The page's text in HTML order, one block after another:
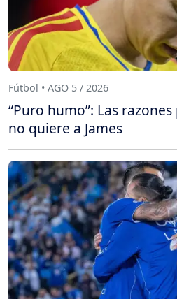
Fútbol • AGO 5 / 2026
“Puro humo”: Las
no quiere a James